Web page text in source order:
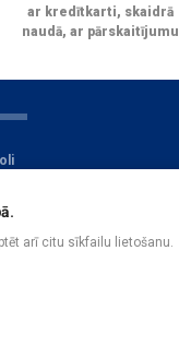
ar kredītkarti, skaidrā
naudā, ar pārskaitījumu
arī citu sīkfailu lietošanu.